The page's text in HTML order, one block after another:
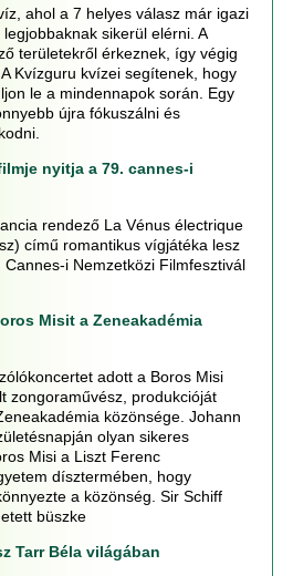
ahol a 7 helyes válasz már igazi
sikerül elérni. A
területekről érkeznek, így végig
Kvízguru kvízei segítenek, hogy
le a mindennapok során. Egy
újra fókuszálni és
nyitja a 79. cannes-i
rendező La Vénus électrique
című romantikus vígjátéka lesz
i Nemzetközi Filmfesztivál
Misit a Zeneakadémia
adott a Boros Misi
zongoraművész, produkcióját
közönsége. Johann
olyan sikeres
Misi a Liszt Ferenc
dísztermében, hogy
a közönség. Sir Schiff
büszke
Tarr Béla világában